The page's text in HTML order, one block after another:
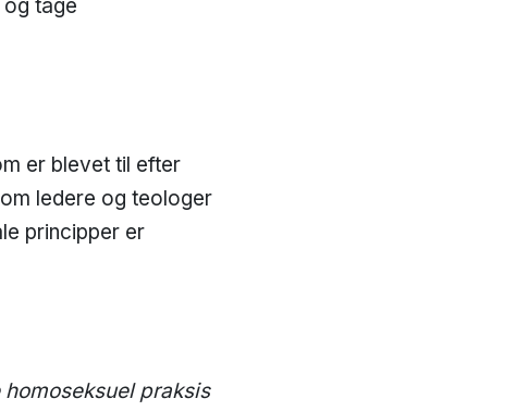
tage
er blevet til efter
ledere og teologer
principper er
praksis